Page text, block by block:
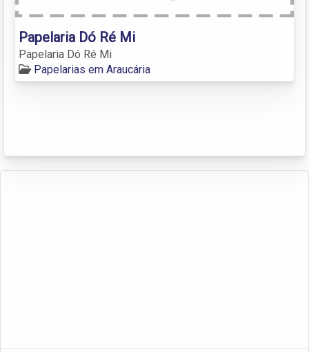
Papelaria Dó Ré Mi
Papelaria Dó Ré Mi
Papelarias em Araucária